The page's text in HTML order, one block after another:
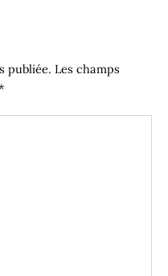
publiée. Les champs